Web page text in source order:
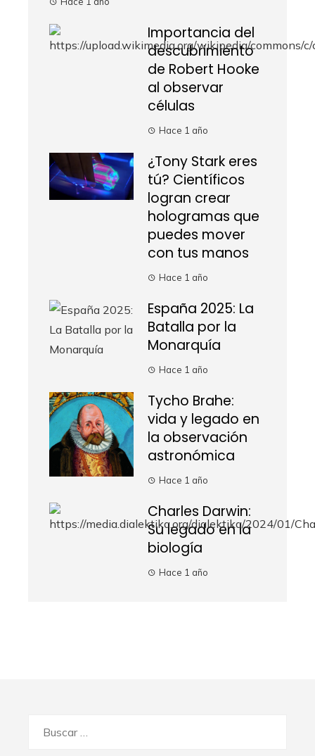
Importancia del
descubrimiento
de Robert Hooke
al observar
células
Hace 1 año
¿Tony Stark eres
tú? Científicos
logran crear
hologramas que
puedes mover
con tus manos
Hace 1 año
España 2025: La
Batalla por la
Monarquía
Hace 1 año
Tycho Brahe:
vida y legado en
la observación
astronómica
Hace 1 año
Charles Darwin:
Su legado en la
biología
Hace 1 año